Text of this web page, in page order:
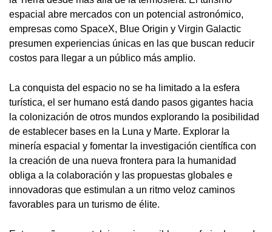
espacial abre mercados con un potencial astronómico,
empresas como SpaceX, Blue Origin y Virgin Galactic
presumen experiencias únicas en las que buscan reducir
costos para llegar a un público más amplio.
La conquista del espacio no se ha limitado a la esfera
turística, el ser humano está dando pasos gigantes hacia
la colonización de otros mundos explorando la posibilidad
de establecer bases en la Luna y Marte. Explorar la
minería espacial y fomentar la investigación científica con
la creación de una nueva frontera para la humanidad
obliga a la colaboración y las propuestas globales e
innovadoras que estimulan a un ritmo veloz caminos
favorables para un turismo de élite.